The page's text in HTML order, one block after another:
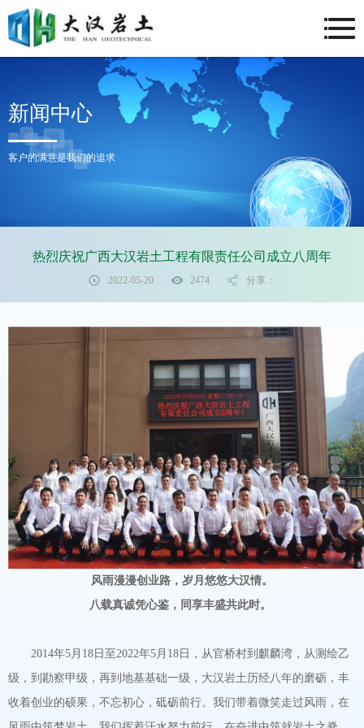
新闻中心
客户的满意是我们的追求
热烈庆祝广西大汉岩土工程有限责任公司成立八周年
2022-05-20 2474 分享：
风雨漫漫创业路，岁月悠悠大汉情。
八载真诚凭心鉴，同享丰盛共此时。
2014年5月18日至2022年5月18日，从官桥村到麒麟湾，从测绘乙
级，到勘察甲级，再到地基基础一级，大汉岩土历经八年的磨砺，丰
收着创业的硕果，不忘初心，砥砺前行。我们带着微笑走过风雨，在